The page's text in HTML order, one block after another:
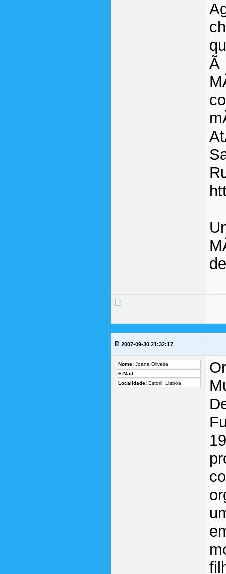
Ã
2007-09-30 21:32:17
Nome: Joana Oliveira
E-Mail:
Localidade: Estoril, Lisboa